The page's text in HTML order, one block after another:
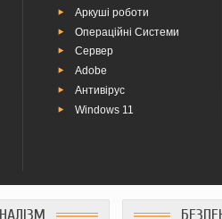
Аркуші роботи
Операційні Системи
Сервер
Adobe
Антивірус
Windows 11